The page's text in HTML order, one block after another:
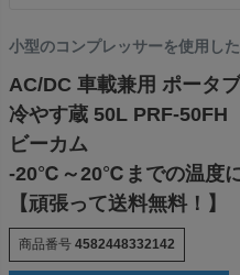
小型のコンプレッサーを使用し
AC/DC 車載兼用 ポータ
冷やす蔵 50L PRF-50FH
ビーカム
-20℃～20℃までの温度
【頑張って送料無料！】
商品番号 4582448332142